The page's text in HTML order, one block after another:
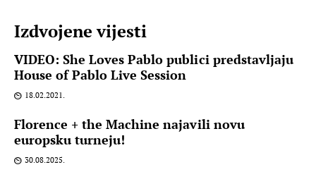
Izdvojene vijesti
VIDEO: She Loves Pablo publici predstavljaju
House of Pablo Live Session
18.02.2021.
Florence + the Machine najavili novu
europsku turneju!
30.08.2025.